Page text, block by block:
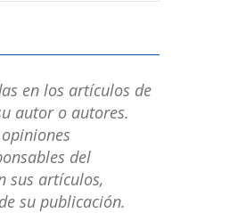
en los artículos de
autor o autores.
del
sus artículos,
su publicación.